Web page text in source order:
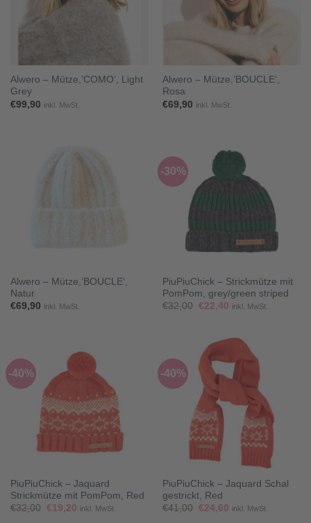
Alwero – Mütze,’COMO‘, Light
Grey
€99,90 inkl. MwSt.
Alwero – Mütze,’BOUCLE‘,
Rosa
€69,90 inkl. MwSt.
Alwero – Mütze,’BOUCLE‘,
Natur
€69,90 inkl. MwSt.
-30%
PiuPiuChick – Strickmütze mit
PomPom, grey/green striped
€32,00 Ursprünglicher
€22,40Aktueller
inkl. MwSt.
-40%
PiuPiuChick – Jaquard
Strickmütze mit PomPom, Red
€32,00 Ursprünglicher
€19,20Aktueller
inkl. MwSt.
-40%
PiuPiuChick – Jaquard Schal
gestrickt, Red
€41,00 Ursprünglicher
€24,60Aktueller
inkl. MwSt.